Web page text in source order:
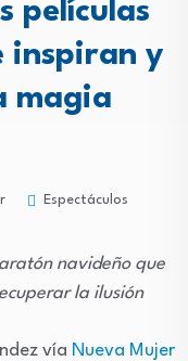
películas
inspiran y
magia
Espectáculos
navideño que
la ilusión
vía Nueva Mujer